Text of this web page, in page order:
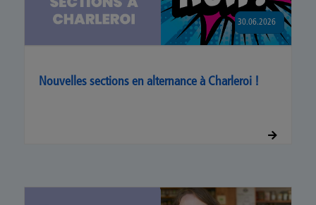
Nouvelles sections en alternance à Charleroi !
30.06.2026